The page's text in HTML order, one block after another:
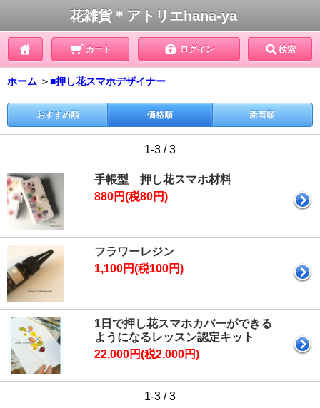
花雑貨＊アトリエhana-ya
カート ログイン 検索
ホーム ＞■押し花スマホデザイナー
おすすめ順 価格順 新着順
1-3 / 3
手帳型 押し花スマホ材料
880円(税80円)
フラワーレジン
1,100円(税100円)
1日で押し花スマホカバーができる
ようになるレッスン認定キット
22,000円(税2,000円)
1-3 / 3